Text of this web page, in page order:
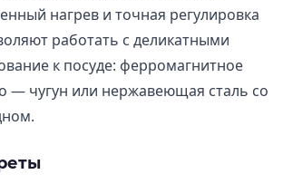
нагрев и точная регулировка
работать с деликатными
к посуде: ферромагнитное
— чугун или нержавеющая сталь со